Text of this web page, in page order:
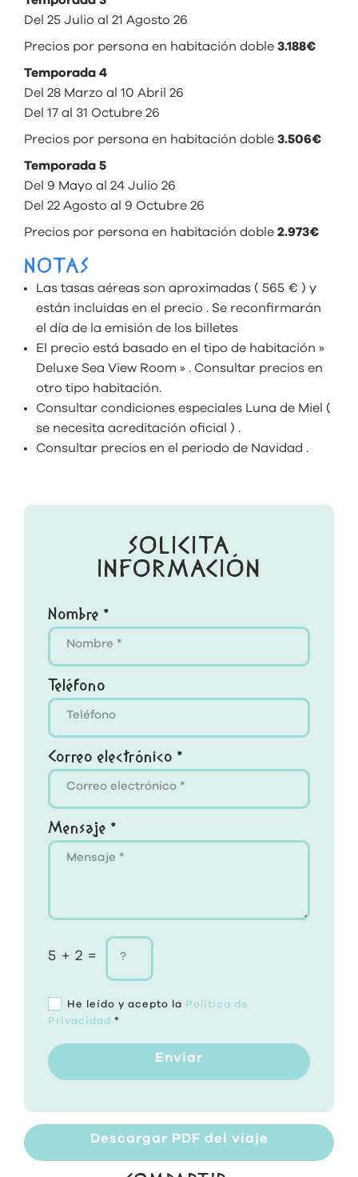
Del 25 Julio al 21 Agosto 26
Precios por persona en habitación doble 3.188€
Temporada 4
Del 28 Marzo al 10 Abril 26
Del 17 al 31 Octubre 26
Precios por persona en habitación doble 3.506€
Temporada 5
Del 9 Mayo al 24 Julio 26
Del 22 Agosto al 9 Octubre 26
Precios por persona en habitación doble 2.973€
NOTAS
Las tasas aéreas son aproximadas ( 565 € ) y
están incluidas en el precio . Se reconfirmarán
el día de la emisión de los billetes
El precio está basado en el tipo de habitación »
Deluxe Sea View Room » . Consultar precios en
otro tipo habitación.
Consultar condiciones especiales Luna de Miel (
se necesita acreditación oficial ) .
Consultar precios en el periodo de Navidad .
SOLICITA
INFORMACIÓN
Nombre *
Teléfono
Correo electrónico *
Mensaje *
5 + 2 =
He leído y acepto la Política de
Privacidad *
Enviar
Descargar PDF del viaje